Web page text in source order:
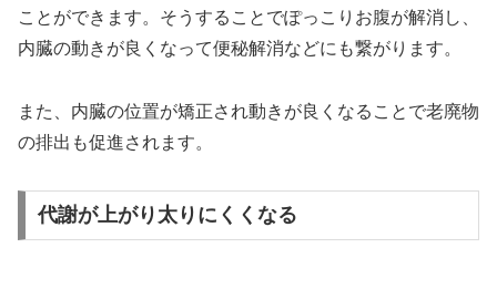
ことができます。そうすることでぽっこりお腹が解消し、
内臓の動きが良くなって便秘解消などにも繋がります。
また、内臓の位置が矯正され動きが良くなることで老廃物
の排出も促進されます。
代謝が上がり太りにくくなる